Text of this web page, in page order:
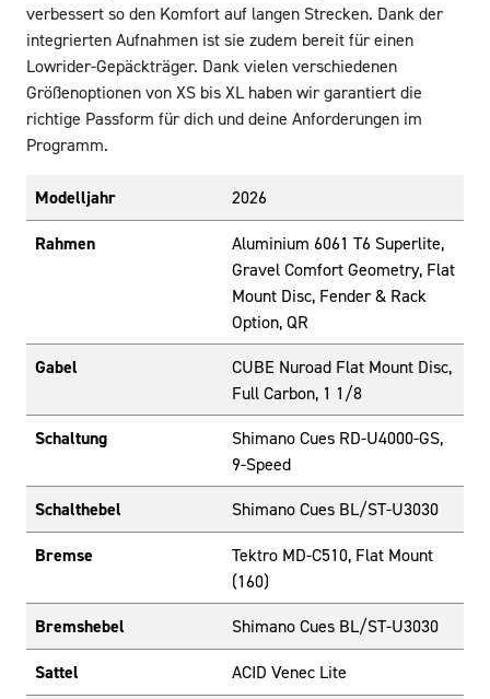
verbessert so den Komfort auf langen Strecken. Dank der
integrierten Aufnahmen ist sie zudem bereit für einen
Lowrider-Gepäckträger. Dank vielen verschiedenen
Größenoptionen von XS bis XL haben wir garantiert die
richtige Passform für dich und deine Anforderungen im
Programm.
Modelljahr 2026
Rahmen
Aluminium 6061 T6 Superlite,
Gravel Comfort Geometry, Flat
Mount Disc, Fender & Rack
Option, QR
Gabel
CUBE Nuroad Flat Mount Disc,
Full Carbon, 1 1/8
Schaltung
Shimano Cues RD-U4000-GS,
9-Speed
Schalthebel Shimano Cues BL/ST-U3030
Bremse
Tektro MD-C510, Flat Mount
(160)
Bremshebel Shimano Cues BL/ST-U3030
Sattel ACID Venec Lite